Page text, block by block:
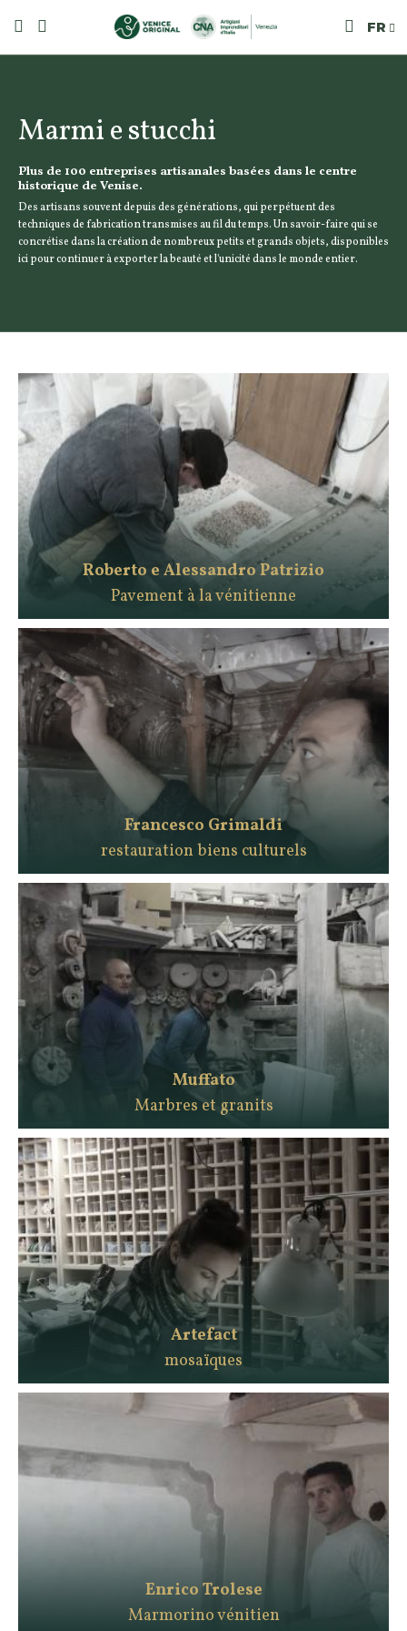
FR
Marmi e stucchi
Plus de 100 entreprises artisanales basées dans le centre
historique de Venise.
Des artisans souvent depuis des générations, qui perpétuent des
techniques de fabrication transmises au fil du temps. Un savoir-faire qui se
concrétise dans la création de nombreux petits et grands objets, disponibles
ici pour continuer à exporter la beauté et l'unicité dans le monde entier.
Roberto e Alessandro Patrizio
Pavement à la vénitienne
Francesco Grimaldi
restauration biens culturels
Muffato
Marbres et granits
Artefact
mosaïques
Enrico Trolese
Marmorino vénitien